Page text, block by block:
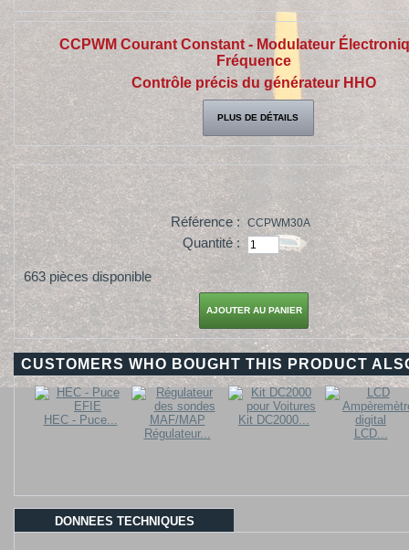
CCPWM Courant Constant - Modulateur
Fréquence
Contrôle précis du générateur HHO
PLUS DE DÉTAILS
Référence : CCPWM30A
Quantité :
663 pièces disponible
CUSTOMERS WHO BOUGHT THIS PRODUCT
HEC - Puce...
Régulateur...
Kit DC2000...
LCD...
DONNEES TECHNIQUES